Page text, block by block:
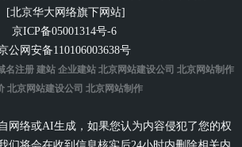
[北京华大网络旗下网站]
京ICP备05001314号-6
公网安备110106003638号
名注册 建站 企业建站 北京网站建设公司 北京网站制作
北京网站建设公司 北京网站制作
网络或AI生成，如果您认为内容侵犯了您的权
们将会在收到信息核实后24小时内删除相关内